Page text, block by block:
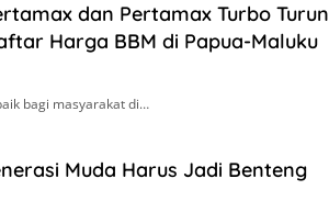
dan Pertamax Turbo Turun
Harga BBM di Papua-Maluku
bagi masyarakat di…
Muda Harus Jadi Benteng